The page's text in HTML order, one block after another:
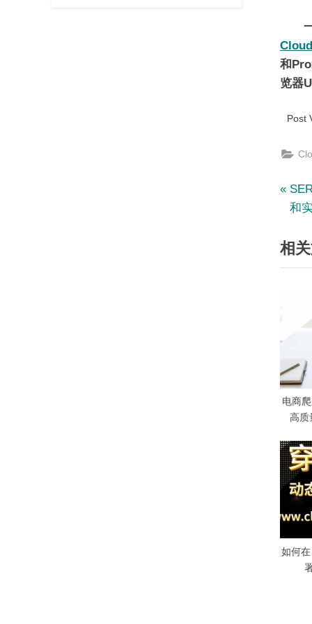
和
览器
Post
文
导
P
r
v
s
t
:
和
相
电商
高质
如何